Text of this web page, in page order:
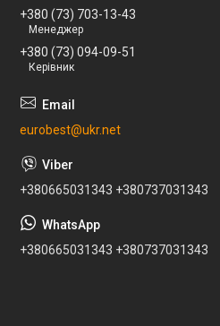
+380 (73) 703-13-43
Менеджер
+380 (73) 094-09-51
Керівник
eurobest@ukr.net
+380665031343 +380737031343
+380665031343 +380737031343